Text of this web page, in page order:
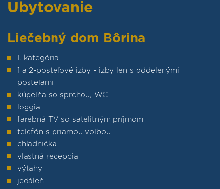
Ubytovanie
Liečebný dom Bôrina
I. kategória
1 a 2-posteľové izby - izby len s oddelenými
posteľami
kúpeľňa so sprchou, WC
loggia
farebná TV so satelitným príjmom
telefón s priamou voľbou
chladnička
vlastná recepcia
výťahy
jedáleň